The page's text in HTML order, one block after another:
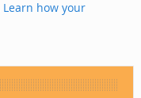
Learn how your